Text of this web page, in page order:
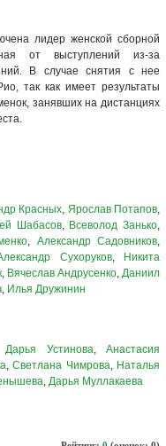
лидер женской сборной
от выступлений из-за
В случае снятия с нее
так как имеет результаты
занявших на дистанциях
Красных, Ярослав Потапов,
Шабасов, Всеволод Занько,
, Александр Садовников,
Сухоруков,
Никита
, Вячеслав Андрусенко, Даниил
, Илья Дружинин
Дарья Устинова,Анастасия
,Светлана Чимрова, Наталья
, Дарья Муллакаева